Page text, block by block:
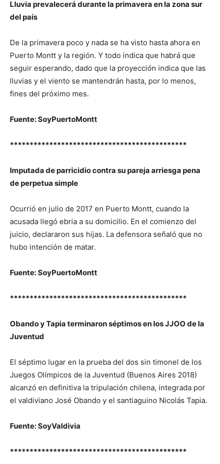
Lluvia prevalecerá durante la primavera en la zona sur
del país
De la primavera poco y nada se ha visto hasta ahora en
Puerto Montt y la región. Y todo indica que habrá que
seguir esperando, dado que la proyección indica que las
lluvias y el viento se mantendrán hasta, por lo menos,
fines del próximo mes.
Fuente: SoyPuertoMontt
*********************************************
Imputada de parricidio contra su pareja arriesga pena
de perpetua simple
Ocurrió en julio de 2017 en Puerto Montt, cuando la
acusada llegó ebria a su domicilio. En el comienzo del
juicio, declararon sus hijas. La defensora señaló que no
hubo intención de matar.
Fuente: SoyPuertoMontt
*********************************************
Obando y Tapia terminaron séptimos en los JJOO de la
Juventud
El séptimo lugar en la prueba del dos sin timonel de los
Juegos Olímpicos de la Juventud (Buenos Aires 2018)
alcanzó en definitiva la tripulación chilena, integrada por
el valdiviano José Obando y el santiaguino Nicolás Tapia.
Fuente: SoyValdivia
*********************************************